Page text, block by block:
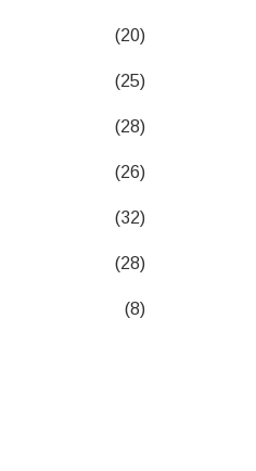
(20)
(25)
(28)
(26)
(32)
(28)
(8)